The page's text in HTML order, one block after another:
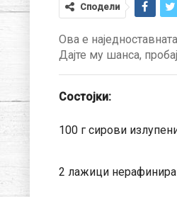
Сподели
Ова е
Дајте му шанса,
Состојки:
100 г сирови
2 лажици